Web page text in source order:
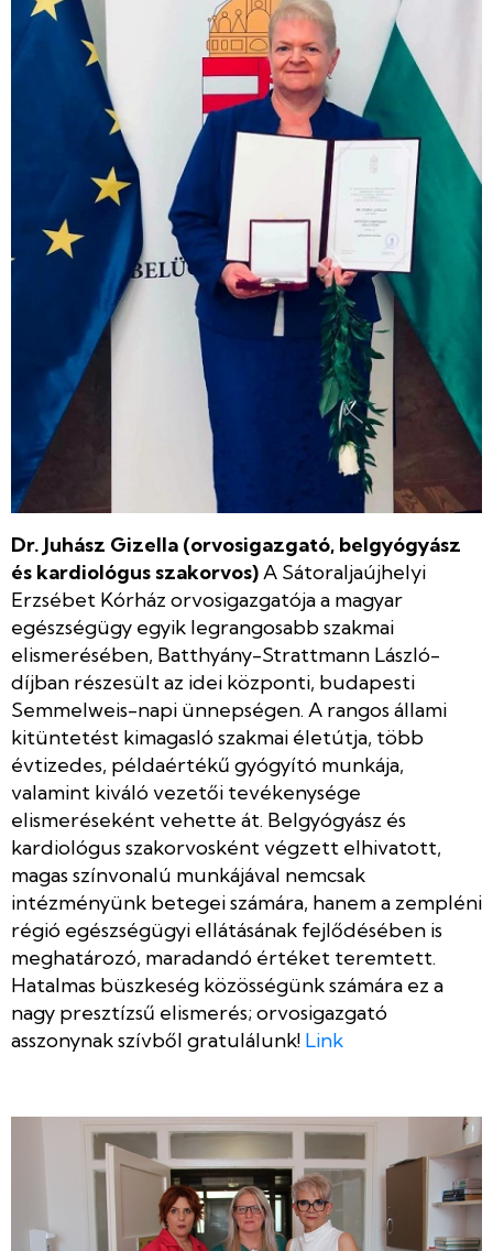
Dr. Juhász Gizella (orvosigazgató, belgyógyász
és kardiológus szakorvos)A Sátoraljaújhelyi
Erzsébet Kórház orvosigazgatója a magyar
egészségügy egyik legrangosabb szakmai
elismerésében, Batthyány-Strattmann László-
díjban részesült az idei központi, budapesti
Semmelweis-napi ünnepségen. A rangos állami
kitüntetést kimagasló szakmai életútja, több
évtizedes, példaértékű gyógyító munkája,
valamint kiváló vezetői tevékenysége
elismeréseként vehette át. Belgyógyász és
kardiológus szakorvosként végzett elhivatott,
magas színvonalú munkájával nemcsak
intézményünk betegei számára, hanem a zempléni
régió egészségügyi ellátásának fejlődésében is
meghatározó, maradandó értéket teremtett.
Hatalmas büszkeség közösségünk számára ez a
nagy presztízsű elismerés; orvosigazgató
asszonynak szívből gratulálunk! Link